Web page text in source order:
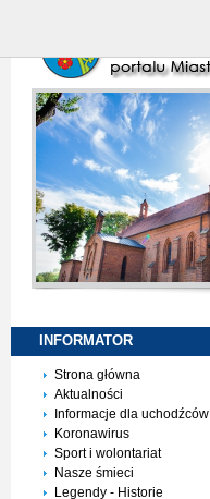
INFORMATOR
Strona główna
Aktualności
Informacje dla uchodźców
Koronawirus
Sport i wolontariat
Nasze śmieci
Legendy - Historie